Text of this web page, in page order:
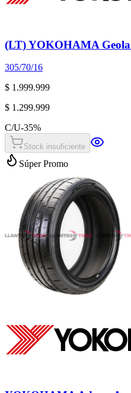
(LT) YOKOHAMA
305/70/16
$ 1.999.999
$ 1.299.999
C/U-35%
Stock insuficiente
Súper Promo